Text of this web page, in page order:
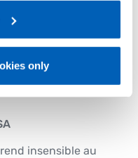
only
100 g, vibrations
niveau élevé de
insensible au